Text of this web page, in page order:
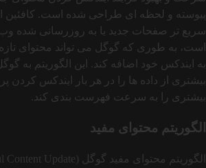
پیوسته و لحظه‌ ای طراحی شده است. کافئین
سریع‌ تر صفحات جدید یا به‌ روزرسانی‌ شده
است، به‌ طوری که گوگل می‌ تواند محتوای
به ایندکس خود اضافه کند. این الگوریتم به
بیشتری از داده‌ ها را در هر بار ایندکس
بیشتری را به سرعت فهرست‌ بندی کند.
الگوریتم محتوای مفید